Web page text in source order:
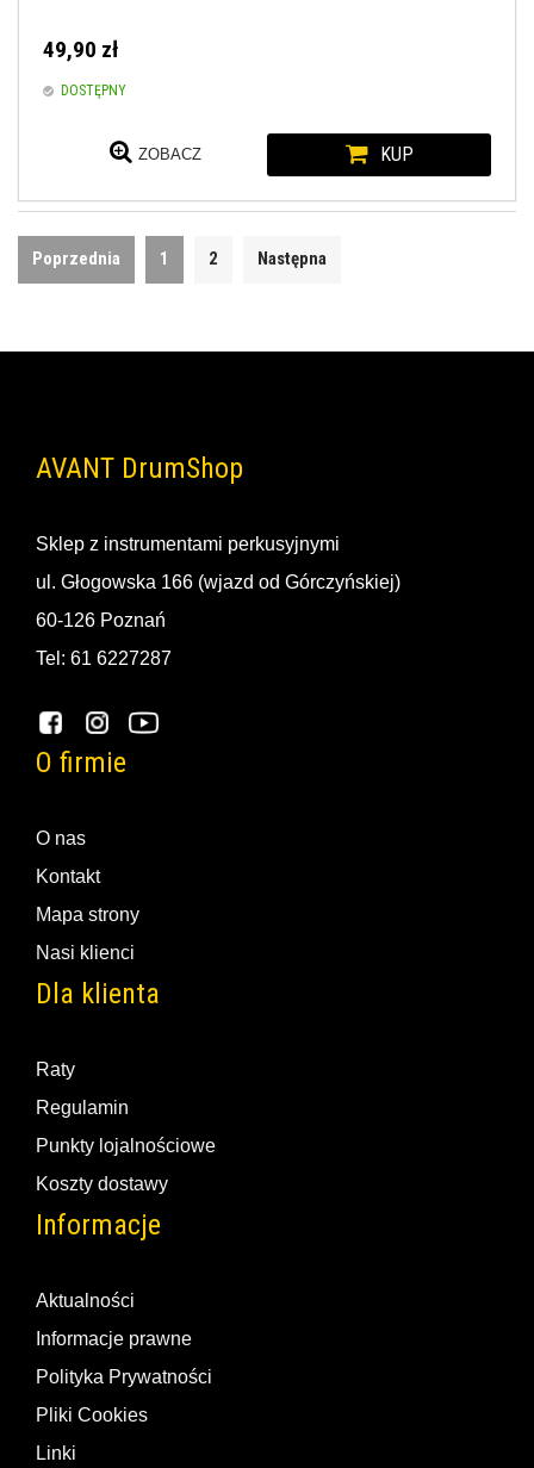
49,90 zł
DOSTĘPNY
ZOBACZ KUP
Poprzednia 1 2 Następna
AVANT DrumShop
Sklep z instrumentami perkusyjnymi
ul. Głogowska 166 (wjazd od Górczyńskiej)
60-126 Poznań
Tel: 61 6227287
O firmie
O nas
Kontakt
Mapa strony
Nasi klienci
Dla klienta
Raty
Regulamin
Punkty lojalnościowe
Koszty dostawy
Informacje
Aktualności
Informacje prawne
Polityka Prywatności
Pliki Cookies
Linki